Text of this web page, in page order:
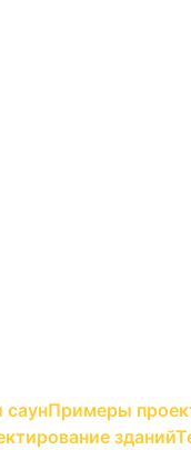
саунПримеры
зданий